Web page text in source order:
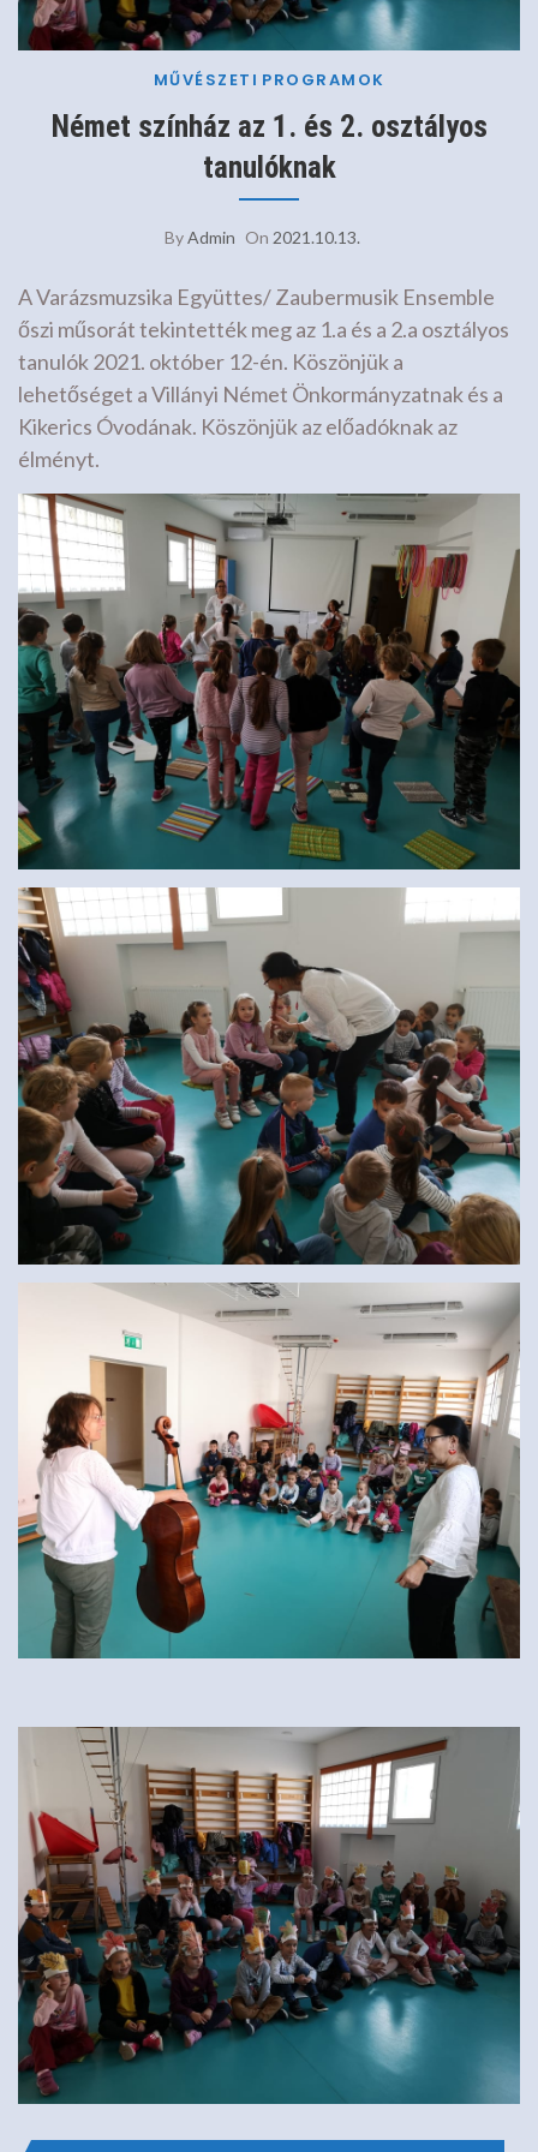
MŰVÉSZETI PROGRAMOK
Német színház az 1. és 2. osztályos
tanulóknak
ByAdmin On 2021.10.13.
A Varázsmuzsika Együttes/ Zaubermusik Ensemble
őszi műsorát tekintették meg az 1.a és a 2.a osztályos
tanulók 2021. október 12-én. Köszönjük a
lehetőséget a Villányi Német Önkormányzatnak és a
Kikerics Óvodának. Köszönjük az előadóknak az
élményt.